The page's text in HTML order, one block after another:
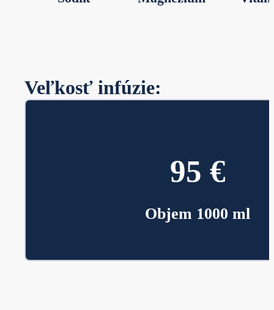
Veľkosť infúzie:
95 €
Objem 1000 ml